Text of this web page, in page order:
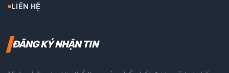
LIÊN HỆ
ĐĂNG KÝ NHẬN TIN